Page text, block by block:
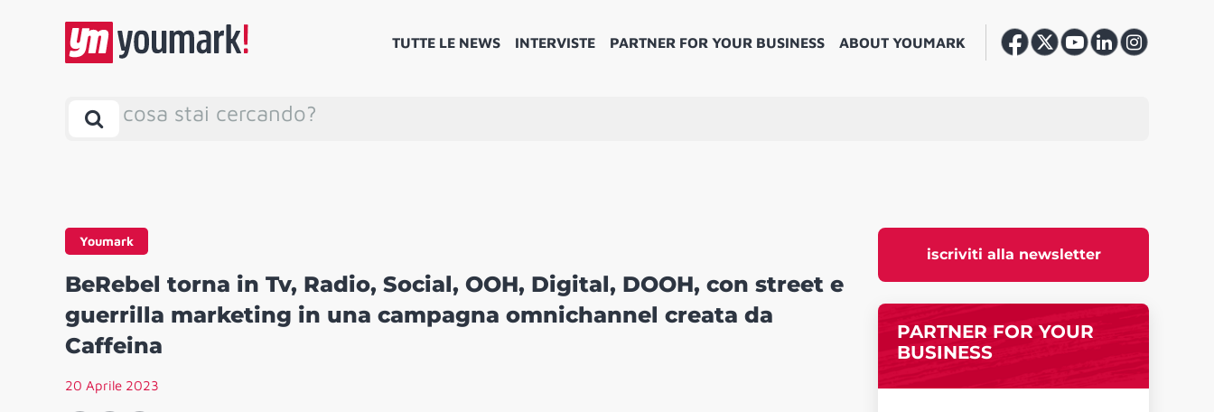
TUTTE LE NEWS INTERVISTE PARTNER FOR YOUR BUSINESS ABOUT YOUMARK
cosa stai cercando?
iscriviti alla newsletter
PARTNER FOR YOUR
BUSINESS
Youmark
BeRebel torna in Tv, Radio, Social, OOH, Digital, DOOH, con street e
guerrilla marketing in una campagna omnichannel creata da
Caffeina
20 Aprile 2023